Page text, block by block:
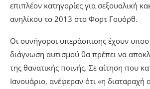
επιπλέον κατηγορίες για σεξουαλική
ανηλίκου το 2013 στο Φορτ Γουόρθ.
Οι συνήγοροι υπεράσπισης έχουν
διάγνωση αυτισμού θα πρέπει να
της θανατικής ποινής. Σε αίτηση που
Ιανουάριο, ανέφεραν ότι «η διαταραχή